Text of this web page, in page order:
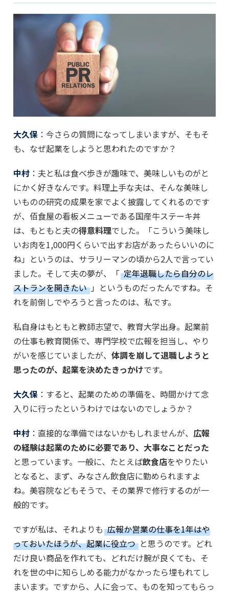
大久保 ：今さらの質問になってしまいますが、そもそ
も、なぜ起業をしようと思われたのですか？
中村 ：夫と私は食べ歩きが趣味で、美味しいものがと
にかく好きなんです。料理上手な夫は、そんな美味し
いものの研究の成果を家でよく披露してくれるのです
が、佰食屋の看板メニューである国産牛ステーキ丼
は、もともと夫の得意料理でした。「こういう美味し
いお肉を1,000円くらいで出すお店があったらいいのに
ね」というのは、サラリーマンの頃から2人で言ってい
ました。そして夫の夢が、「 定年退職したら自分のレ
ストランを開きたい 」というものだったんですね。そ
れを前倒しでやろうと言ったのは、私です。
私自身はもともと教師志望で、教育大学出身。起業前
の仕事も教育関係で、専門学校で広報を担当し、やり
がいを感じていましたが、 体調を崩して退職しようと
思ったのが、起業を決めたきっかけです。
大久保 ：すると、起業のための準備を、時間かけて念
入りに行ったというわけではないのでしょうか？
中村 ：直接的な準備ではないかもしれませんが、 広報
の経験は起業のために必要であり、大事なことだった
と思っています。一般に、たとえば飲食店をやりたい
となると、まず、みなさん飲食店に勤められますよ
ね。美容院などもそうで、その業界で修行するのが一
般的です。
ですが私は、それよりも 広報か営業の仕事を1年はや
っておいたほうが、起業に役立つ と思うのです。どれ
だけ良い商品を作れても、どれだけ腕が良くても、そ
れを世の中に知らしめる能力がなかったら埋もれてし
まいます。ですから、人に会って、ものを知ってもらっ